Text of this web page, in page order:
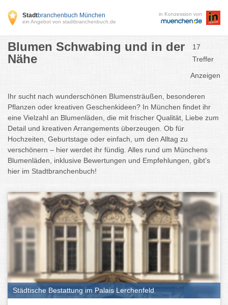
Stadtbranchenbuch München
ein Angebot von stadtbranchenbuch.de
in Konzession von
Blumen Schwabing und in der
Nähe
17
Treffer
Anzeigen
Ihr sucht nach wunderschönen Blumensträußen, besonderen
Pflanzen oder kreativen Geschenkideen? In München findet ihr
eine Vielzahl an Blumenläden, die mit frischer Qualität, Liebe zum
Detail und kreativen Arrangements überzeugen. Ob für
Hochzeiten, Geburtstage oder einfach, um den Alltag zu
verschönern – hier werdet ihr fündig. Alles rund um Münchens
Blumenläden, inklusive Bewertungen und Empfehlungen, gibt’s
hier im Stadtbranchenbuch!
Städtische Bestattung im Palais Lerchenfeld